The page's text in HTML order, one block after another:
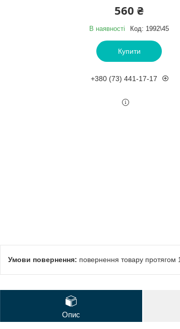
560 ₴
В наявності Код: 1992\45
Купити
+380 (73) 441-17-17
повернення товару протягом
Опис